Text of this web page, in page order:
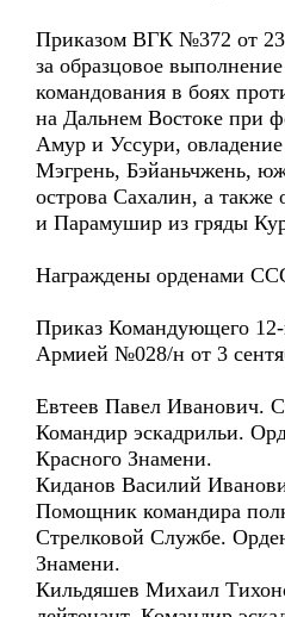
Приказом ВГК №372 от 23
за образцовое
командования в боях
на Дальнем Востоке при
Амур и Уссури,
Мэгрень, Бэйаньчжень,
острова Сахалин, а
и Парамушир из гряды
Награждены орденами
Приказ Командующего
Армией №028/н от 3
Евтеев Павел Иванович.
Командир эскадрильи.
Красного Знамени.
Киданов Василий
Помощник командира
Стрелковой Службе.
Знамени.
Кильдяшев Михаил